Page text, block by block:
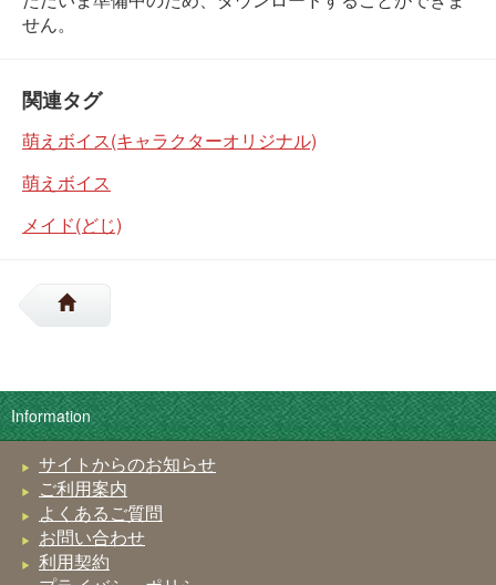
せん。
関連タグ
萌えボイス(キャラクターオリジナル)
萌えボイス
メイド(どじ)
Information
サイトからのお知らせ
ご利用案内
よくあるご質問
お問い合わせ
利用契約